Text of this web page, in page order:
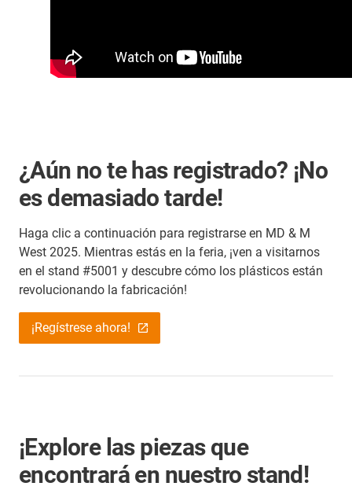
¿Aún no te has registrado? ¡No
es demasiado tarde!
Haga clic a continuación para registrarse en MD & M
West 2025. Mientras estás en la feria, ¡ven a visitarnos
en el stand #5001 y descubre cómo los plásticos están
revolucionando la fabricación!
¡Regístrese ahora!
¡Explore las piezas que
encontrará en nuestro stand!